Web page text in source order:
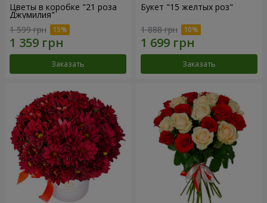
Цветы в коробке "21 роза
Джумилия"
1 599 грн
Заказать
Букет "15 желтых роз"
1 888 грн
Заказать